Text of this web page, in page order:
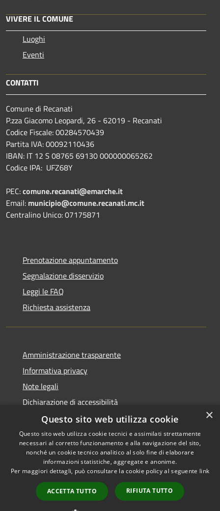
VIVERE IL COMUNE
Luoghi
Eventi
CONTATTI
Comune di Recanati
P.zza Giacomo Leopardi, 26 - 62019 - Recanati
Codice Fiscale: 00284570439
Partita IVA: 00092110436
IBAN: IT 12 S 08765 69130 000000065262
Codice IPA: UFZ68Y
PEC:comune.recanati@emarche.it
Email: municipio@comune.recanati.mc.it
Centralino Unico: 07175871
Prenotazione appuntamento
Segnalazione disservizio
Leggi le FAQ
Richiesta assistenza
Amministrazione trasparente
Informativa privacy
Note legali
Dichiarazione di accessibilità
Accessibilità
Privacy
Mappa del sito
Copyright © 2026 • Comune di
Recanati • Powered by
Municipium•Accesso
redazione
×
Questo sito web utilizza cookie
Questo sito web utilizza cookie tecnici e assimilati strettamente
necessari al corretto funzionamento e alla navigazione del sito,
nonché un cookie tecnico analitico al solo fine di elaborare
informazioni statistiche, aggregate e anonime.
Per maggiori dettagli, può consultare la cookie policy al seguente link
ACCETTA TUTTO RIFIUTA TUTTO